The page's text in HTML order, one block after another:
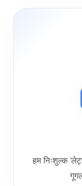
हम निःशुल्क